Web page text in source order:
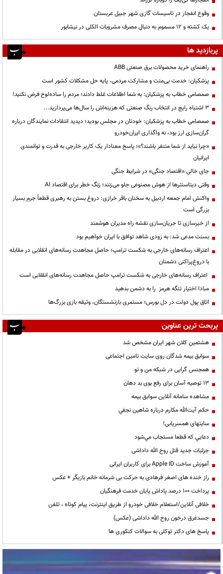
وقوع انفجار در تاسیسات گازی شهر جبیل عربستان
یک کشته و ۱۲ مسموم به دنبال مصرف مشروبات الکلی در نیشابور
پربازدید ها
راهنمای خرید محصولات برق صنعتی ABB
پزشکیان: خدمت بی‌منت و مشارکت مردمی، پایه حل مشکلات کشور است
صمصامی خطاب به پزشکیان: به شما اطلاعات غلط دادند؛ مردم را ساده‌لوح فرض نکنید!
3 اشتباه رایج در انتخاب رنگ صنعتی که هزینه‌اش را سال‌ها می‌پردازید...
صمصامی خطاب به پزشکیان: خودتان در مجلس بودید؛ دیدید انتقادات نمایندگان درباره
گران‌سازی ارز بود، نه واگذاری ایران‌خودرو
«چرا نباید از شما متنفر باشند؟»؛ پاسخ معنادار یک کاربر خارجی به قدرت و توانمندی
ایرانیان
جای خالی «اقتصاد جنگی» در شرایط جنگی
وقتی دیتاسنترها از هوش مصنوعی جلو می‌زنند؛ زنگ خطر برای اقتصاد AI
واکنش امام جمعه اردبیل به سخنان باقر خرازی: دروغ بستن به رهبری قطعاً جرم بسیار
بزرگی است
از خبرسازی تا جریان‌سازی نقشه راه مدیران هوشمند
بسنت مدعی شد: به زودی شاهد توافق با ایران خواهیم بود
اعتراف رسانه‌های خارجی به شکست ترامپ؛ حاصل مجاهدت رسانه‌های انقلابی در مقابله
با دروغ‌پراکنی دشمنان
اعتراف رسانه‌های خارجی به شکست ترامپ حاصل مجاهدت رسانه‌های انقلابی است
مبادا اختیار تنگه هرمز را به دشمن بدهید
اتاق پول دولت در دل بورس؛ مستمری بازنشستگان، وثیقه بازی بزرگ‌ها
پربحث ترین عناوین
هشتمین کلان شهر ایران مشخص شد
سوابق بیمه شدگان روی سایت تامین اجتماعی
همجنس گرایی در شبکه من و تو
13 توصیه آسان برای رفع بوی بد دهان
مشاهده سامانه آنلاين سوابق بیمه
حكم آيت‌الله مكارم درباره شاهين نجفي
سایتهای همسریابی!
دعايي كه قطعا مستجاب مي‌شود
جزئیات جدید قتل روح الله داداشی
آموزش ساخت Apple ID برای کاربران ایرانی
راز خنده های اصغر فرهادی به حرکت بی شرمانه خانم بازیگر + عکس
پرداخت ۱۰۰ درصد پاداش پایان خدمت فرهنگیان
خلافی آنلاین/استعلام خلافی خودرو از طریق اینترنت، پیام کوتاه ، تلفن
جسدغرق درخون روح الله داداشی (عکس)
پاسخ های دکتر توکلی به سوالات کنکوری ها